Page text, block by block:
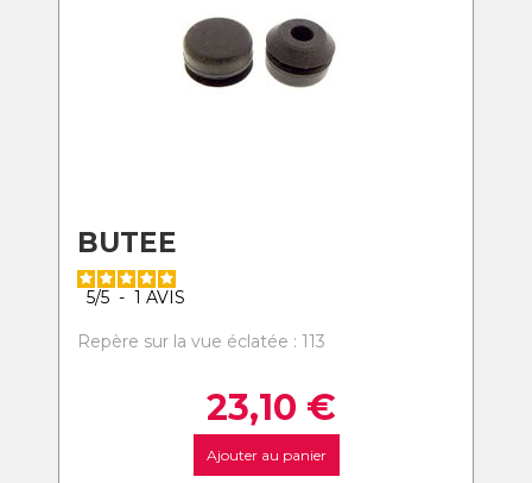
BUTEE
5/5 - 1 AVIS
Repère sur la vue éclatée : 113
23,10 €
Ajouter au panier